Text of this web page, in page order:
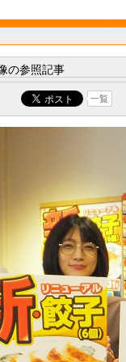
の参照記事
一覧